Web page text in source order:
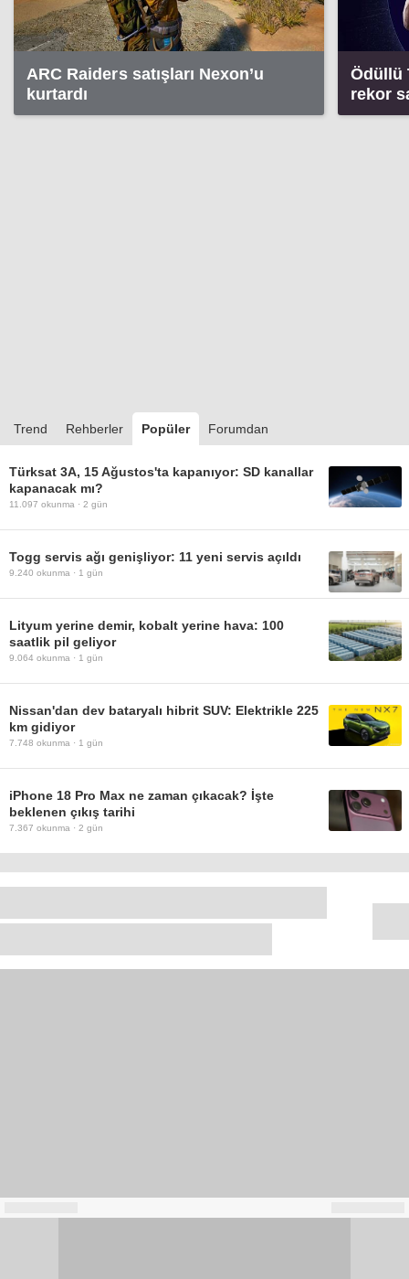
ARC Raiders satışları Nexon’u
kurtardı
Ödüllü
rekor
Trend Rehberler Popüler Forumdan
Türksat 3A, 15 Ağustos'ta kapanıyor: SD kanallar
kapanacak mı?
11.097 okunma · 2 gün
Togg servis ağı genişliyor: 11 yeni servis açıldı
9.240 okunma · 1 gün
Lityum yerine demir, kobalt yerine hava: 100
saatlik pil geliyor
9.064 okunma · 1 gün
Nissan'dan dev bataryalı hibrit SUV: Elektrikle 225
km gidiyor
7.748 okunma · 1 gün
iPhone 18 Pro Max ne zaman çıkacak? İşte
beklenen çıkış tarihi
7.367 okunma · 2 gün